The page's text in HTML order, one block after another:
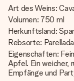
Art des Weins:
Volumen: 750 ml
Herkunftsland:
Rebsorte:
Eigenschaften:
Apfel. Ein weicher,
Empfänge und